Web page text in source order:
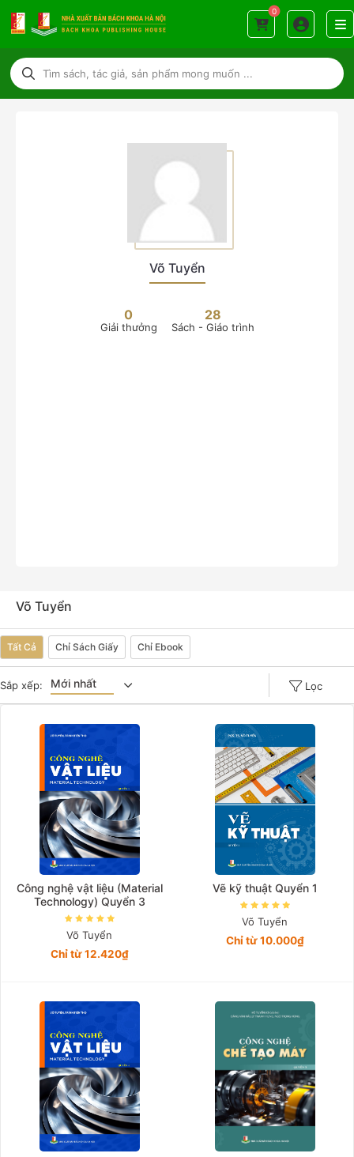
0
Võ Tuyển
0
Giải thưởng
28
Sách - Giáo trình
Võ Tuyển
Tất Cả Chỉ Sách Giấy Chỉ Ebook
Sắp xếp: Mới nhất Lọc
Giá thấp đần
Năm xuất bản
Mới nhất
Công nghệ vật liệu (Material
Technology) Quyển 3
Võ Tuyển
Chỉ từ 12.420₫
Vẽ kỹ thuật Quyển 1
Võ Tuyển
Chỉ từ 10.000₫